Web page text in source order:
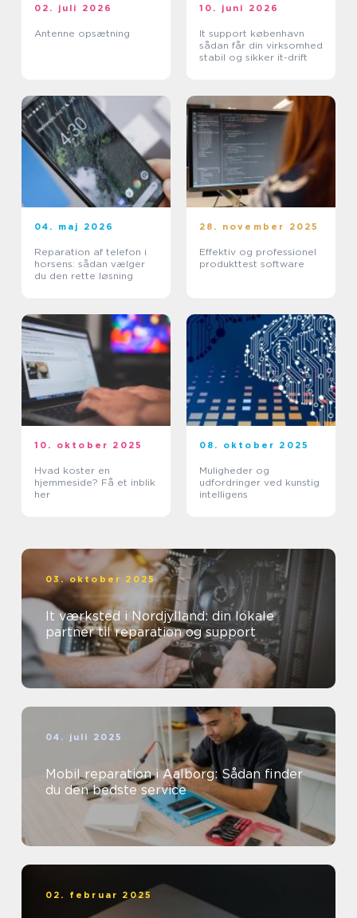
02. juli 2026
Antenne opsætning
10. juni 2026
It support københavn
sådan får din virksomhed
stabil og sikker it-drift
04. maj 2026
Reparation af telefon i
horsens: sådan vælger
du den rette løsning
28. november 2025
Effektiv og professionel
produkttest software
10. oktober 2025
Hvad koster en
hjemmeside? Få et inblik
her
08. oktober 2025
Muligheder og
udfordringer ved kunstig
intelligens
03. oktober 2025
It værksted i Nordjylland: din lokale
partner til reparation og support
04. juli 2025
Mobil reparation i Aalborg: Sådan finder
du den bedste service
02. februar 2025